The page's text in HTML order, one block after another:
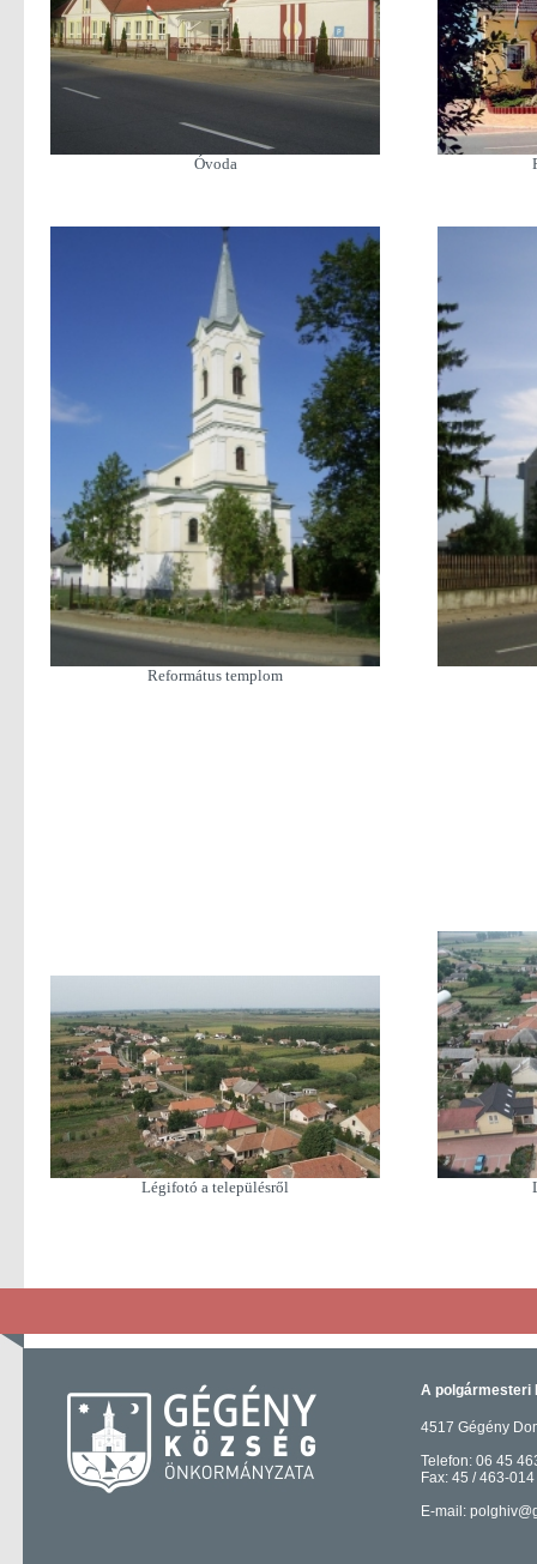
Óvoda
Református templom
Légifotó a településről
A polgármesteri
4517 Gégény
Telefon: 06 45
Fax: 45 / 463-014
E-mail: